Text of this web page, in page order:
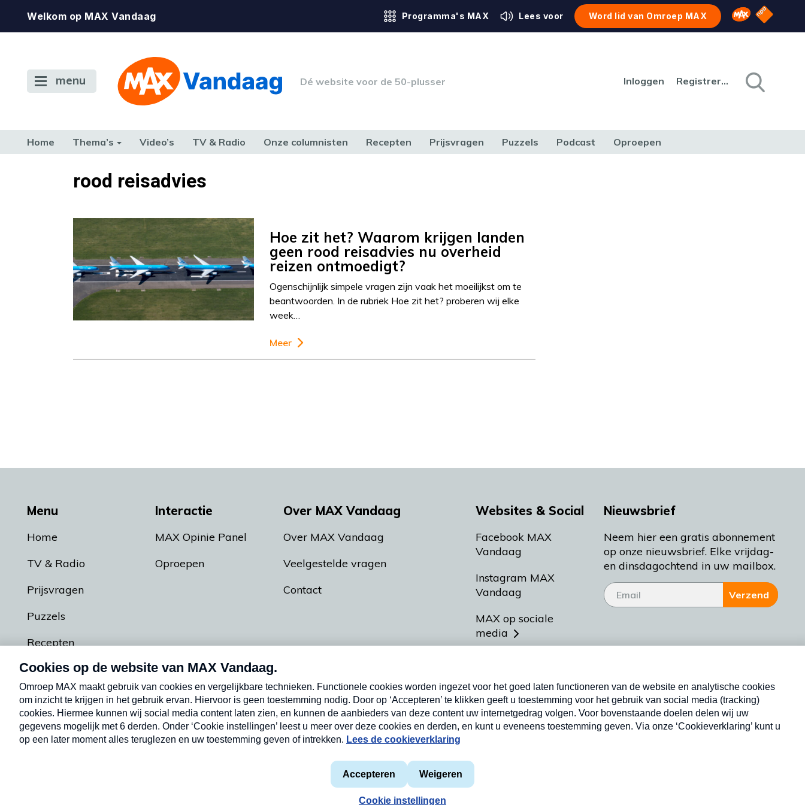
Welkom op MAX Vandaag Programma's MAX Lees voor Word lid van Omroep MAX Omroep MAX
NPO
menu Dé website voor de 50-plusser Inloggen Registreren
Home Thema’s Video’s TV & Radio Onze columnisten Recepten Prijsvragen Puzzels Podcast Oproepen
TERUG NAAR TOENrood reisadvies
Hoe zit het? Waarom krijgen landen
geen rood reisadvies nu overheid
reizen ontmoedigt?
Ogenschijnlijk simpele vragen zijn vaak het moeilijkst om te
beantwoorden. In de rubriek Hoe zit het? proberen wij elke
week…
Meer
Menu
Home
TV & Radio
Prijsvragen
Puzzels
Recepten
Podcasts
Interactie
MAX Opinie Panel
Oproepen
Over MAX Vandaag
Over MAX Vandaag
Veelgestelde vragen
Contact
Websites & Social
Facebook MAX
Vandaag
Instagram MAX
Vandaag
MAX op sociale
media
Meldpunt Actueel
Heel Holland Bakt
Nieuwsbrief
Neem hier een gratis abonnement
op onze nieuwsbrief. Elke vrijdag-
en dinsdagochtend in uw mailbox.
Verzend
Privacyverklaring
Cookieverklaring
Nieuwsbrief
Neem hier een gratis abonnement op onze